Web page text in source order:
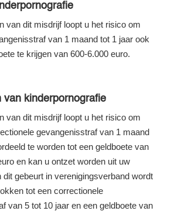
van dit misdrijf loopt u het risico om
van 1 maand tot 1 jaar ook
te krijgen van 600-6.000 euro.
van kinderpornografie
van dit misdrijf loopt u het risico om
gevangenisstraf van 1 maand
te worden tot een geldboete van
en kan u ontzet worden uit uw
dit gebeurt in verenigingsverband wordt
tot een correctionele
van 5 tot 10 jaar en een geldboete van